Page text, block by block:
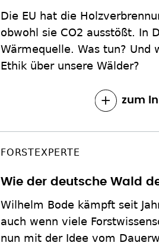
Die EU hat die
obwohl sie CO2 ausstößt. In
Wärmequelle. Was tun?
Ethik über unsere Wälder?
zum
FORSTEXPERTE
Wie der deutsche Wald
Wilhelm Bode kämpft seit
auch wenn viele
nun mit der Idee vom